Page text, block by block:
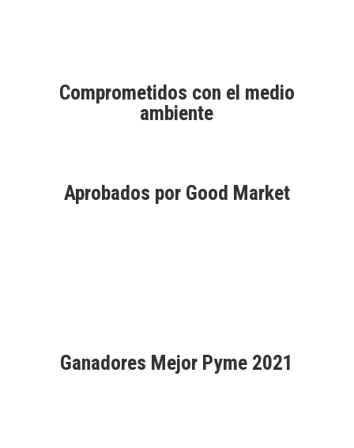
pueden
producto
Comprometidos con el medio
ambiente
Aprobados por Good Market
Ganadores Mejor Pyme 2021